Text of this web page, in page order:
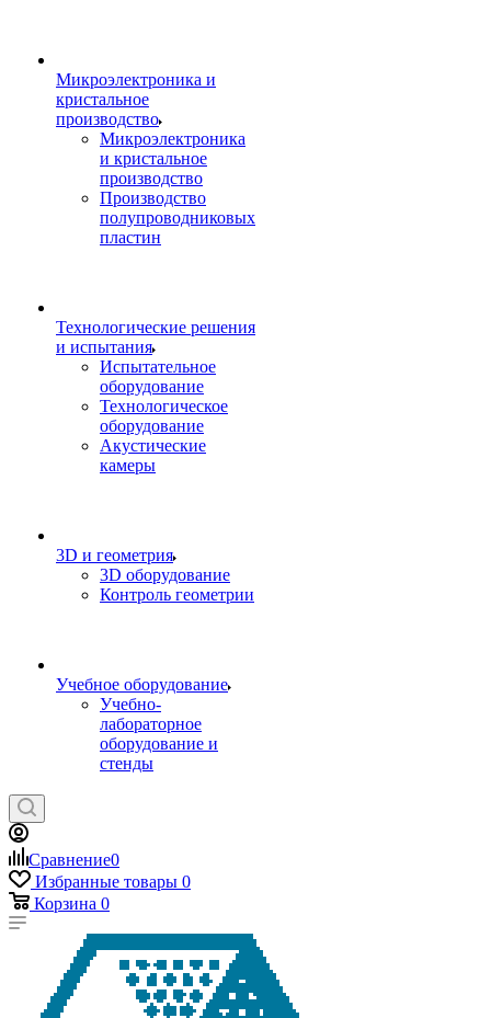
Микроэлектроника и
кристальное
производство
Микроэлектроника
и кристальное
производство
Производство
полупроводниковых
пластин
Технологические решения
и испытания
Испытательное
оборудование
Технологическое
оборудование
Акустические
камеры
3D и геометрия
3D оборудование
Контроль геометрии
Учебное оборудование
Учебно-
лабораторное
оборудование и
стенды
Сравнение0
Избранные товары 0
Корзина 0